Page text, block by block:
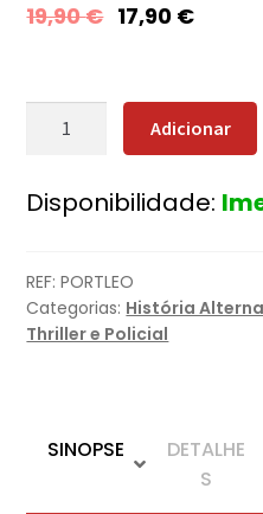
19,90€ 17,90 €
Quantidade
Vermelho
Leonor
de
Adicionar
Disponibilidade:
REF:PORTLEO
Categorias: História
Thriller e Policial
SINOPSE
DETALHE
S